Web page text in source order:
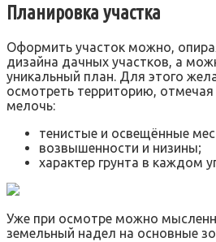
Планировка участка
Оформить участок можно,
дизайна дачных участков, а
уникальный план. Для этого
осмотреть территорию,
мелочь:
тенистые и освещённые
возвышенности и низины;
характер грунта в каждом
Уже при осмотре можно
земельный надел на основные